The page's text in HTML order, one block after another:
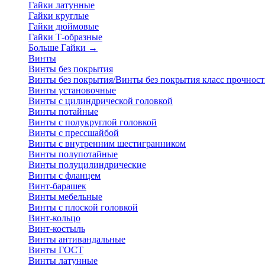
Гайки латунные
Гайки круглые
Гайки дюймовые
Гайки Т-образные
Больше Гайки →
Винты
Винты без покрытия
Винты без покрытия/Винты без покрытия класс
Винты установочные
Винты с цилиндрической головкой
Винты потайные
Винты с полукруглой головкой
Винты с прессшайбой
Винты с внутренним шестигранником
Винты полупотайные
Винты полуцилиндрические
Винты с фланцем
Винт-барашек
Винты мебельные
Винты с плоской головкой
Винт-кольцо
Винт-костыль
Винты антивандальные
Винты ГОСТ
Винты латунные